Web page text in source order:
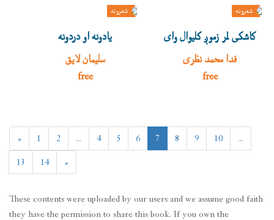
شعرونه
کاشکی لمر زموږ کلیوال وای
فدا محمد نظری
free
شعرونه
یادونه او دردونه
سلیمان لایق
free
نصیب خان سنګریار
د کتاب قیمت: $
« 1 2 ... 4 5 6 7 8 9 10
...
13
14 »
These contents were uploaded by our users and we assume good faith
they have the permission to share this book. If you own the